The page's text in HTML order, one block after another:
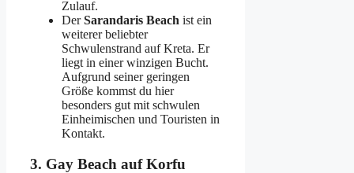
Zulauf.
DerSarandaris Beach ist ein
weiterer beliebter
Schwulenstrand auf Kreta. Er
liegt in einer winzigen Bucht.
Aufgrund seiner geringen
Größe kommst du hier
besonders gut mit schwulen
Einheimischen und Touristen in
Kontakt.
3. Gay Beach auf Korfu